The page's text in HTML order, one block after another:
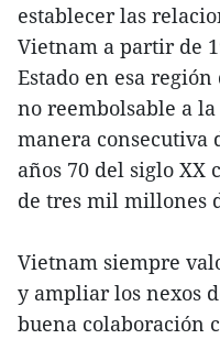
establecer las
Vietnam a partir de
Estado en esa
no reembolsable a
manera consecutiva
años 70 del siglo XX
de tres mil millones
Vietnam siempre
y ampliar los nexos
buena colaboración